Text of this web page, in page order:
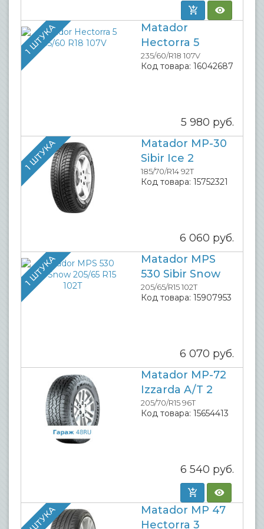
1 ШТУКА
Matador
Hectorra 5
235/60/R18 107V
Код товара: 16042687
5 980 руб.
1 ШТУКА
Matador MP-30
Sibir Ice 2
185/70/R14 92T
Код товара: 15752321
6 060 руб.
1 ШТУКА
Matador MPS
530 Sibir Snow
205/65/R15 102T
Код товара: 15907953
6 070 руб.
Matador MP-72
Izzarda A/T 2
205/70/R15 96T
Код товара: 15654413
6 540 руб.
1 ШТУКА
Matador MP 47
Hectorra 3